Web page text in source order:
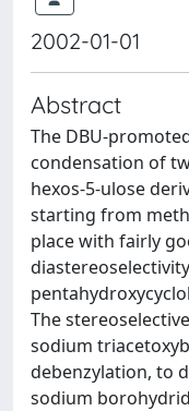
2002-01-01
Abstract
The DBU-
condensation of
hexos-5-ulose
starting from
place with fairly
The
sodium
debenzylation, to
sodium